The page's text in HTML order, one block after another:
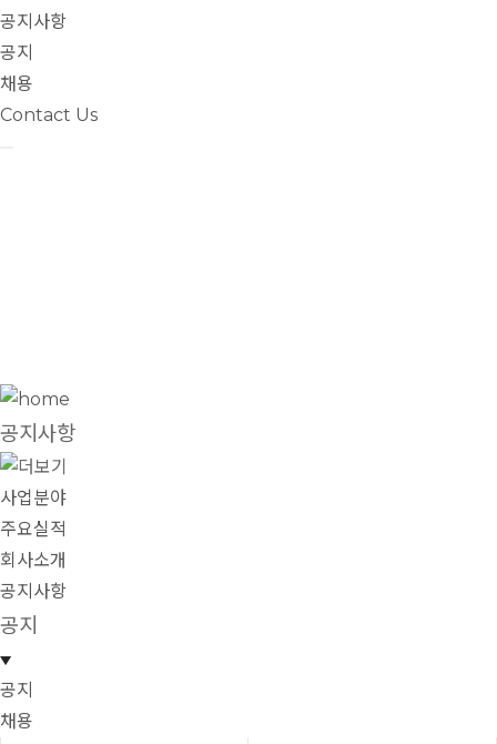
공지사항
공지
채용
Contact Us
공지사항
사업분야
주요실적
회사소개
공지사항
공지
공지
채용